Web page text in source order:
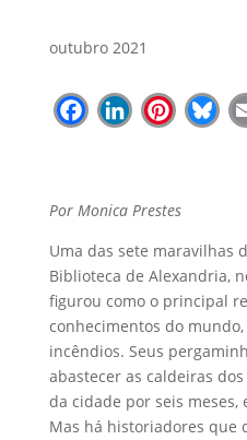
outubro 2021
Facebook
Por Monica Prestes
Uma das sete maravilhas
Biblioteca de Alexandria,
figurou como o principal
conhecimentos do
incêndios. Seus
abastecer as caldeiras
da cidade por seis meses,
Mas há historiadores que